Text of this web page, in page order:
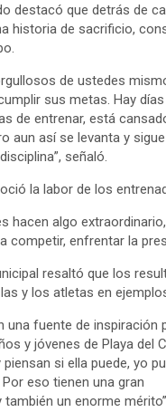
destacó que detrás de
historia de sacrificio,
de ustedes
sus metas. Hay días
de entrenar, está
aun así se levanta y sigue
señaló.
la labor de los
hacen algo
competir, enfrentar la
resaltó que los
y los atletas en
una fuente de inspiración
y jóvenes de Playa del
si ella puede, yo
eso tienen una gran
un enorme